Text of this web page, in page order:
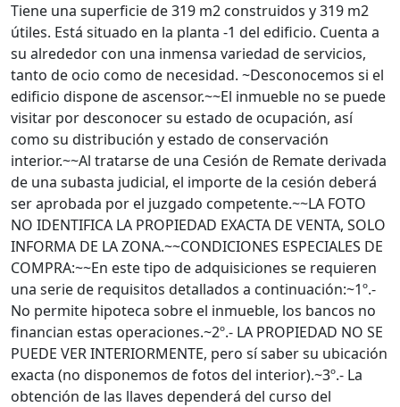
Tiene una superficie de 319 m2 construidos y 319 m2
útiles. Está situado en la planta -1 del edificio. Cuenta a
su alrededor con una inmensa variedad de servicios,
tanto de ocio como de necesidad. ~Desconocemos si el
edificio dispone de ascensor.~~El inmueble no se puede
visitar por desconocer su estado de ocupación, así
como su distribución y estado de conservación
interior.~~Al tratarse de una Cesión de Remate derivada
de una subasta judicial, el importe de la cesión deberá
ser aprobada por el juzgado competente.~~LA FOTO
NO IDENTIFICA LA PROPIEDAD EXACTA DE VENTA, SOLO
INFORMA DE LA ZONA.~~CONDICIONES ESPECIALES DE
COMPRA:~~En este tipo de adquisiciones se requieren
una serie de requisitos detallados a continuación:~1º.-
No permite hipoteca sobre el inmueble, los bancos no
financian estas operaciones.~2º.- LA PROPIEDAD NO SE
PUEDE VER INTERIORMENTE, pero sí saber su ubicación
exacta (no disponemos de fotos del interior).~3º.- La
obtención de las llaves dependerá del curso del